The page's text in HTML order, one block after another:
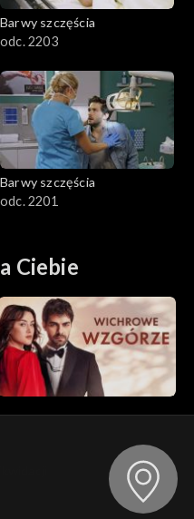
Barwy szczęścia
odc. 2203
Barwy szczęścia
odc. 2201
Ciebie